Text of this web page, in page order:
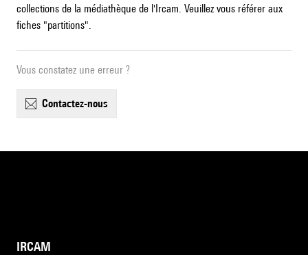
collections de la médiathèque de l'Ircam. Veuillez vous référer aux
fiches "partitions".
Vous constatez une erreur ?
contactez-nous
IRCAM